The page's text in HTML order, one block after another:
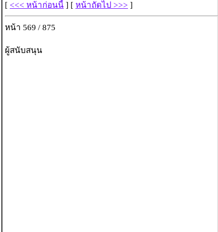
[ <<< หน้าก่อนนี้ ] [ หน้าถัดไป >>> ]
หน้า 569 / 875
ผู้สนับสนุน